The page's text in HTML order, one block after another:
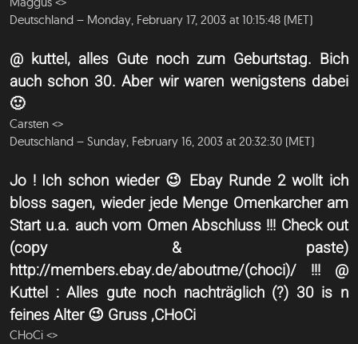
Deutschland – Monday, February 17, 2003 at 10:15:48 (MET)
@ kuttel, alles Gute noch zum Geburtstag. Bich
auch schon 30. Aber wir waren wenigstens dabei
🙂
Carsten <>
Deutschland – Sunday, February 16, 2003 at 20:32:30 (MET)
Jo ! Ich schon wieder 😉 Ebay Runde 2 wollt ich
bloss sagen, wieder jede Menge Omenkarcher am
Start u.a. auch vom Omen Abschluss !!! Check out
(copy & paste)
http://members.ebay.de/aboutme/(choci)/ !!! @
Kuttel : Alles gute noch nachträglich (?) 30 is n
feines Alter 😉 Gruss ,CHoCi
CHoCi <>